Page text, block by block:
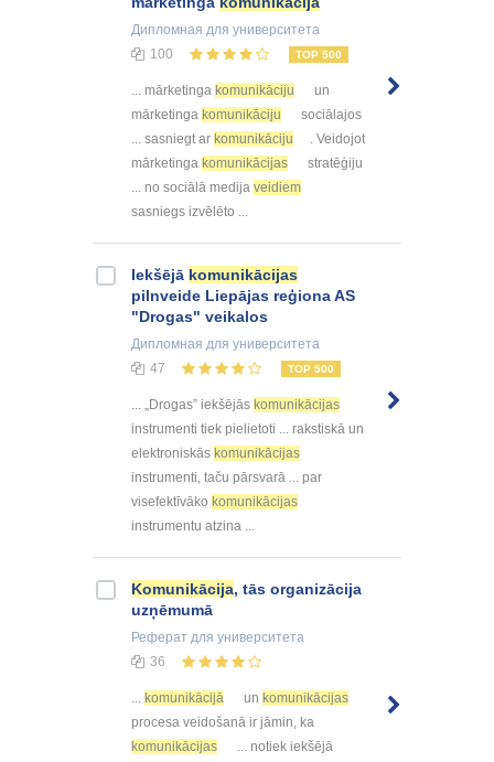
Дипломная для университета
100
TOP 500
... mārketinga komunikāciju
un
mārketinga komunikāciju
sociālajos
... sasniegt ar komunikāciju
. Veidojot
mārketinga komunikācijas
stratēģiju
... no sociālā medija veidiem
sasniegs izvēlēto ...
Iekšējā komunikācijas
pilnveide Liepājas reģiona AS
"Drogas" veikalos
Дипломная для университета
47
TOP 500
... „Drogas” iekšējās komunikācijas
instrumenti tiek pielietoti ... rakstiskā un
elektroniskās komunikācijas
instrumenti, taču pārsvarā ... par
visefektīvāko komunikācijas
instrumentu atzina ...
Komunikācija, tās organizācija
uzņēmumā
Реферат для университета
36
... komunikācijā un komunikācijas
procesa veidošanā ir jāmin, ka
komunikācijas
... notiek iekšējā